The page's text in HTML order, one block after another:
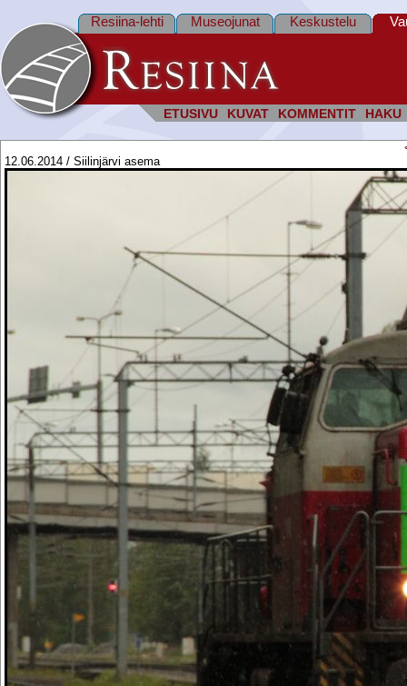
ETUSIVU KUVAT KOMMENTIT HAKU
Resiina-lehti Museojunat Keskustelu
12.06.2014 / Siilinjärvi asema